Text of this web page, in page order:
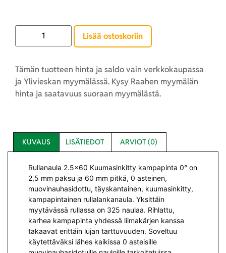
Lisää ostoskoriin
Tämän tuotteen hinta ja saldo vain verkkokaupassa
ja Ylivieskan myymälässä. Kysy Raahen myymälän
hinta ja saatavuus suoraan myymälästä.
KUVAUS LISÄTIEDOT ARVIOT (0)
Rullanaula 2.5×60 Kuumasinkitty kampapinta 0° on
2,5 mm paksu ja 60 mm pitkä, 0 asteinen,
muovinauhasidottu, täyskantainen, kuumasinkitty,
kampapintainen rullalankanaula. Yksittäin
myytävässä rullassa on 325 naulaa. Rihlattu,
karhea kampapinta yhdessä liimakärjen kanssa
takaavat erittäin lujan tarttuvuuden. Soveltuu
käytettäväksi lähes kaikissa 0 asteisille